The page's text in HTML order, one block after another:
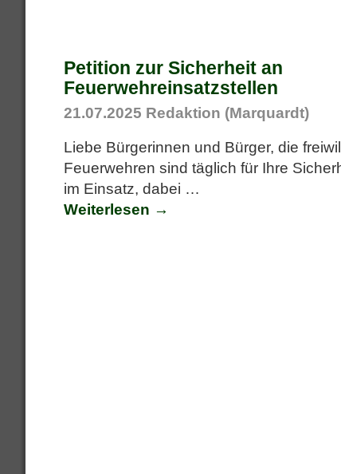
Petition zur Sicherheit an
Feuerwehreinsatzstellen
21.07.2025 Redaktion (Marquardt)
Liebe Bürgerinnen und Bürger, die
Feuerwehren sind täglich für Ihre
im Einsatz, dabei …
Weiterlesen →